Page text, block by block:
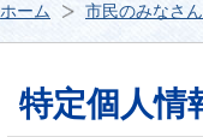
ホーム 市民のみなさ
特定個人情